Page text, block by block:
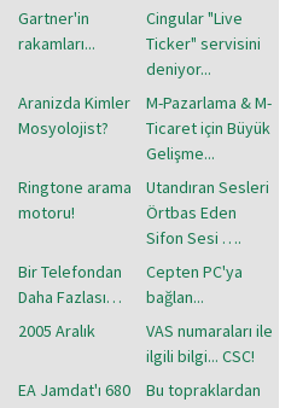
Gartner'in
rakamları...
Cingular "Live
Ticker" servisini
deniyor...
Aranizda Kimler
Mosyolojist?
M-Pazarlama & M-
Ticaret için Büyük
Gelişme...
Ringtone arama
motoru!
Utandıran Sesleri
Örtbas Eden
Sifon Sesi ….
Bir Telefondan
Daha Fazlası…
Cepten PC'ya
bağlan...
2005 Aralık
VAS numaraları ile
ilgili bilgi... CSC!
EA Jamdat'ı 680
Bu topraklardan